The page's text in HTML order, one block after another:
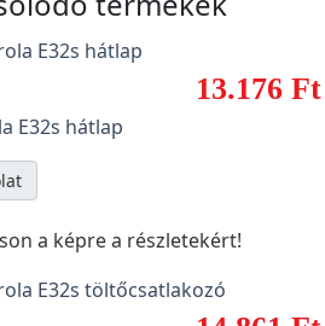
13.176 Ft
E32s hátlap
a képre a részletekért!